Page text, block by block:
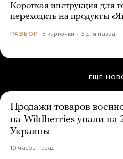
Короткая инструкция для
переходить на продукты
РАЗБОР 3 карточки 3 дня назад
ЕЩЕ
Продажи товаров
на Wildberries упали на
Украины
19 часов назад